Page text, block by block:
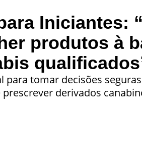
Iniciantes:
produtos à
para tomar decisões
prescrever derivados